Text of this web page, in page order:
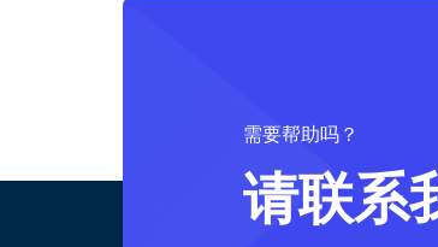
需要帮助吗？
请联系